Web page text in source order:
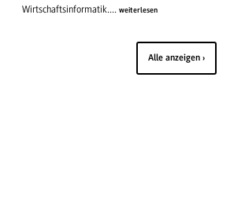
Wirtschaftsinformatik.... weiterlesen
Alle anzeigen